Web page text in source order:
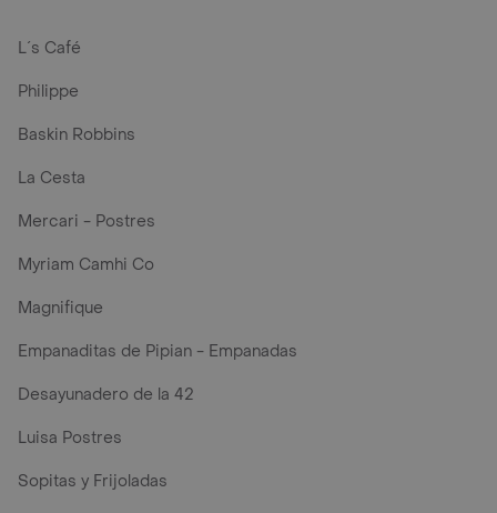
L´s Café
Philippe
Baskin Robbins
La Cesta
Mercari - Postres
Myriam Camhi Co
Magnifique
Empanaditas de Pipian - Empanadas
Desayunadero de la 42
Luisa Postres
Sopitas y Frijoladas